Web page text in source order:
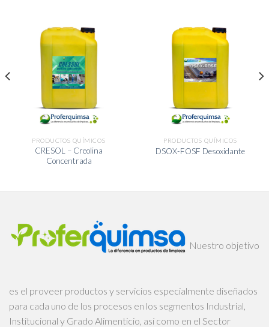
PRODUCTOS QUÍMICOS
CRESOL – Creolina
Concentrada
PRODUCTOS QUÍMICOS
DSOX-FOSF Desoxidante
Nuestro objetivo
es el proveer productos y servicios especialmente diseñados
para cada uno de los procesos en los segmentos Industrial,
Institucional y Grado Alimenticio, así como en el Sector